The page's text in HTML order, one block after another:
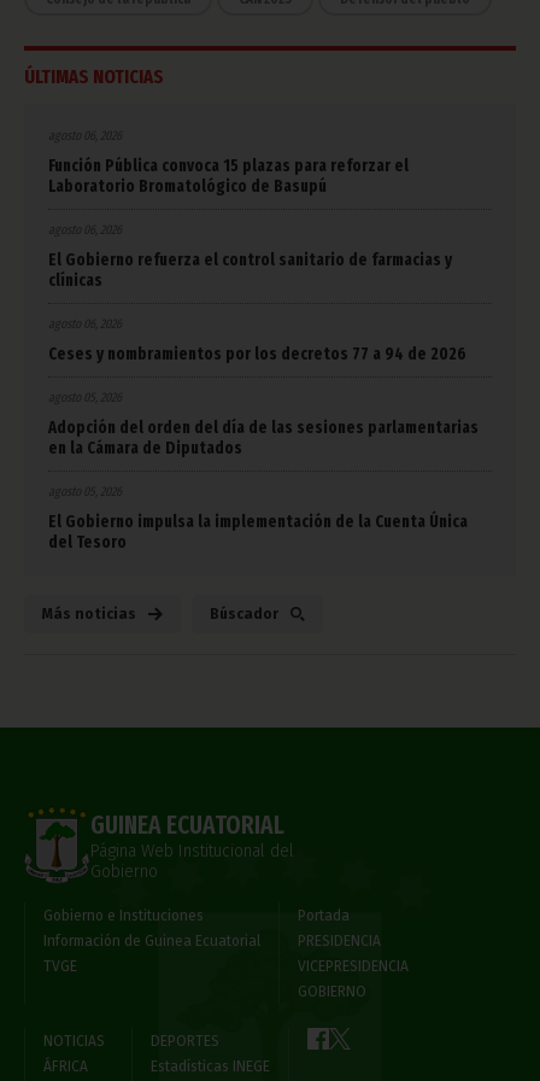
ÚLTIMAS NOTICIAS
agosto 06, 2026
Función Pública convoca 15 plazas para reforzar el
Laboratorio Bromatológico de Basupú
agosto 06, 2026
El Gobierno refuerza el control sanitario de farmacias y
clínicas
agosto 06, 2026
Ceses y nombramientos por los decretos 77 a 94 de 2026
Adopción del orden del día de las sesiones parlamentarias
en la Cámara de Diputados
El Gobierno impulsa la implementación de la Cuenta Única
del Tesoro
Más noticias Búscador
GUINEA ECUATORIAL
Página Web Institucional del
Gobierno
Gobierno e Instituciones
Información de Guinea Ecuatorial
TVGE
Portada
PRESIDENCIA
VICEPRESIDENCIA
GOBIERNO
NOTICIAS
ÁFRICA
DEPORTES
Estadísticas INEGE